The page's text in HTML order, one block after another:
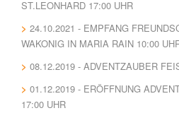
ST.LEONHARD 17:00 UHR
24.10.2021 - EMPFANG
WAKONIG IN MARIA RAIN 10:00
08.12.2019 - ADVENTZAUBER
01.12.2019 - ERÖFFNUNG
17:00 UHR